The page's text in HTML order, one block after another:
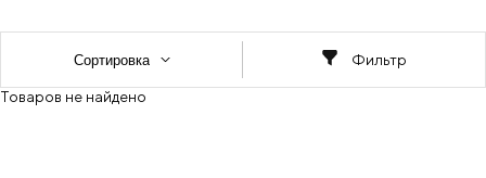
Фильтр
Товаров не найдено